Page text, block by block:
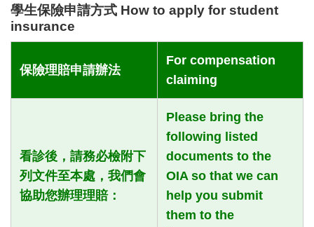
校外賃居處所線上填報作業 Online Reporting System
宿舍介紹 Dormitory Info (EN)
宿舍介紹 Dormitory Info (CN)
Visa Application (Exchange student)
簽證申請(交換生)
Visa Appilcation (Fall time students)
學生保險申請方式 How to apply for student
insurance
保險理賠申請辦法
For compensation
claiming
看診後，請務必檢附下
列文件至本處，我們會
協助您辦理理賠：
Please bring the
following listed
documents to the
OIA so that we can
help you submit
them to the